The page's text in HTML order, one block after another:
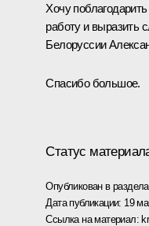
Хочу
работу и выразить
Белоруссии
Спасибо большое.
Статус
Опубликован в
Дата публикации: 19
Ссылка на материал: